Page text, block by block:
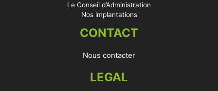
Le Conseil d’Administration
Nos implantations
CONTACT
Nous contacter
LEGAL